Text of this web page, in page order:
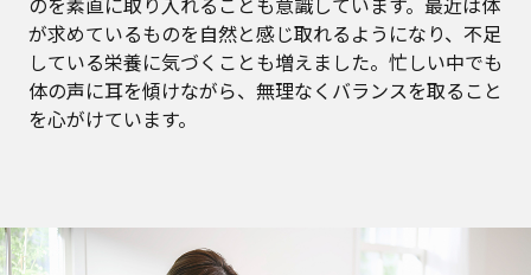
が求めているものを自然と感じ取れるようになり、不足
している栄養に気づくことも増えました。忙しい中でも
体の声に耳を傾けながら、無理なくバランスを取ること
を心がけています。